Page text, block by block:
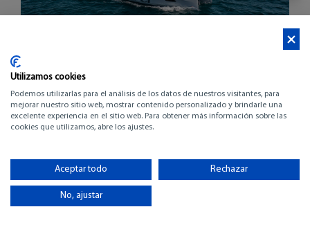
Utilizamos cookies
Podemos utilizarlas para el análisis de los datos de nuestros visitantes, para
mejorar nuestro sitio web, mostrar contenido personalizado y brindarle una
excelente experiencia en el sitio web. Para obtener más información sobre las
cookies que utilizamos, abre los ajustes.
Aceptar todo Rechazar
No, ajustar